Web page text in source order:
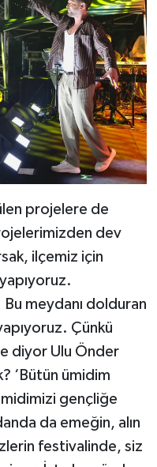
projelere de
dev
ilçemiz için
Bu meydanı dolduran
Çünkü
diyor Ulu Önder
‘Bütün ümidim
gençliğe
da emeğin, alın
festivalinde, siz